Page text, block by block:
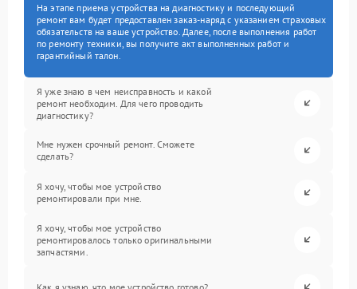
На этапе приема устройства на диагностику и последующий
ремонт вам будет предоставлен заказ-наряд с указанием страховых
обязательств на ваше устройство. Далее, после выполнения работ
по ремонту техники, вы получите акт выполненных работ и
гарантийный талон.
Я уже знаю в чем неисправность и какой
ремонт необходим. Для чего проводить
диагностику?
Мне нужен срочный ремонт. Сможете
сделать?
Я хочу, чтобы мое устройство
ремонтировали при мне.
Я хочу, чтобы мое устройство
ремонтировалось только оригинальными
запчастями.